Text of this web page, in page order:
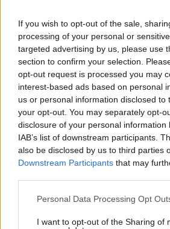
If you wish to opt-out of the sale,
processing of your personal or
targeted advertising by us, please use
section to confirm your selection.
opt-out request is processed you may
interest-based ads based on personal
us or personal information disclosed to
your opt-out. You may separately opt-
disclosure of your personal information
IAB’s list of downstream participants.
also be disclosed by us to third parties
Downstream Participants that may
Please note that this website/app uses
not limited to your visit or usage
Personal Data Processing Opt
I want to opt-out of the Sharing of
06.08.2026, 22:24